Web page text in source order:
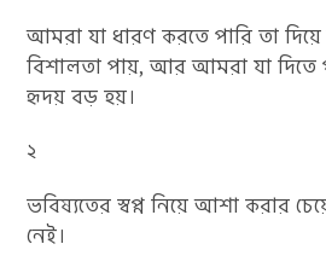
আমরা যা ধারণ করতে পারি তা
বিশালতা পায়, আর আমরা যা দিতে
হৃদয় বড় হয়।
২
ভবিষ্যতের স্বপ্ন নিয়ে আশা করার
নেই।